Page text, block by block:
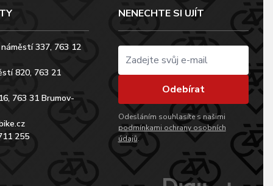
337, 763 12
820, 763 21
763 31 Brumov-
255
NENECHTE SI UJÍT
Odebírat
Odesláním souhlasíte s našimi
podmínkami ochrany osobních
údajů.